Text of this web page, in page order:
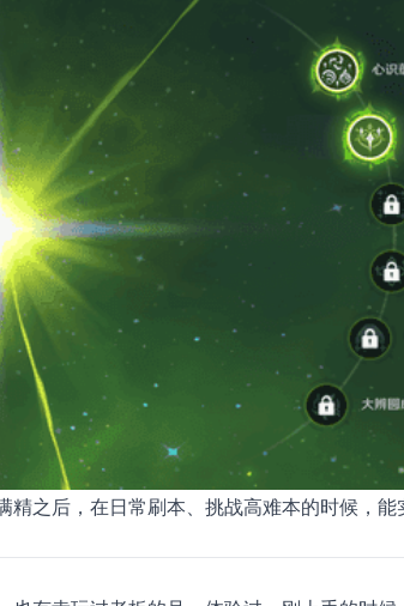
之后，在日常刷本、挑战高难本的时候，能